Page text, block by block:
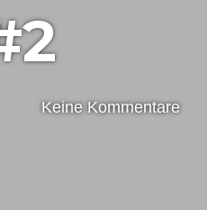
Keine Kommentare